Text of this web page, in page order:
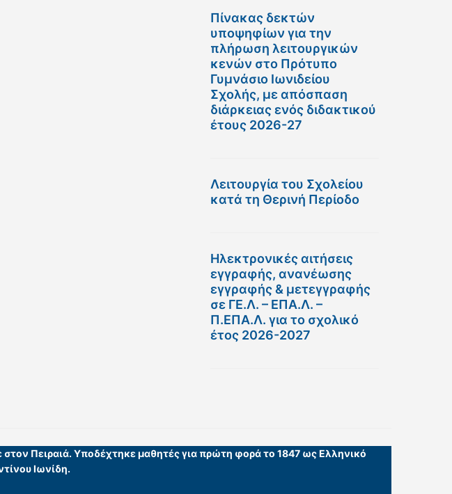
Πίνακας δεκτών
υποψηφίων για την
πλήρωση λειτουργικών
κενών στο Πρότυπο
Γυμνάσιο Ιωνιδείου
Σχολής, με απόσπαση
διάρκειας ενός διδακτικού
έτους 2026-27
Λειτουργία του Σχολείου
κατά τη Θερινή Περίοδο
Ηλεκτρονικές αιτήσεις
εγγραφής, ανανέωσης
εγγραφής & μετεγγραφής
σε ΓΕ.Λ. – ΕΠΑ.Λ. –
Π.ΕΠΑ.Λ. για το σχολικό
έτος 2026-2027
στον Πειραιά. Υποδέχτηκε μαθητές για πρώτη φορά το 1847 ως Ελληνικό
Ιωνίδη.